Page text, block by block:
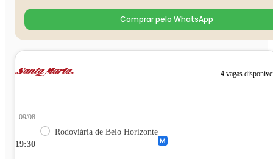
Comprar pelo WhatsApp
4 vagas
19:30
09/08
Rodoviária de Belo Horizonte